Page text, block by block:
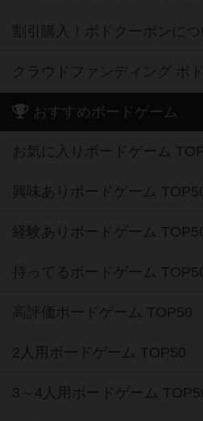
割引購入！ボドクーポンにつ
クラウドファンディング ボ
おすすめボードゲーム
お気に入りボードゲーム
興味ありボードゲーム
経験ありボードゲーム
持ってるボードゲーム
高評価ボードゲーム TOP50
2人用ボードゲーム TOP50
3～4人用ボードゲーム